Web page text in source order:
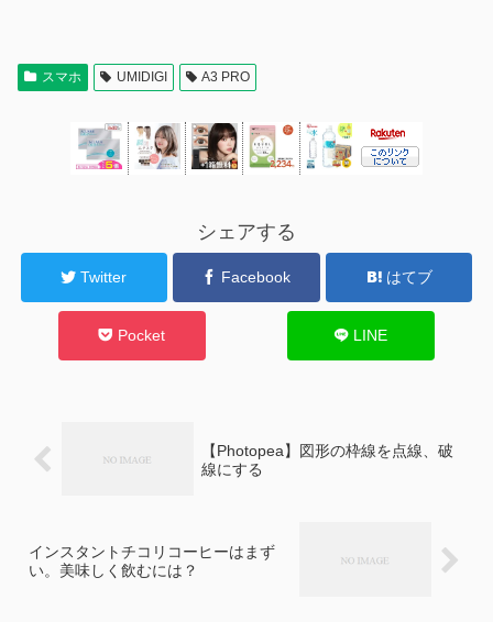
スマホ UMIDIGI A3 PRO
シェアする
Twitter Facebook はてブ
Pocket LINE
【Photopea】図形の枠線を点線、破
線にする
インスタントチコリコーヒーはまず
い。美味しく飲むには？